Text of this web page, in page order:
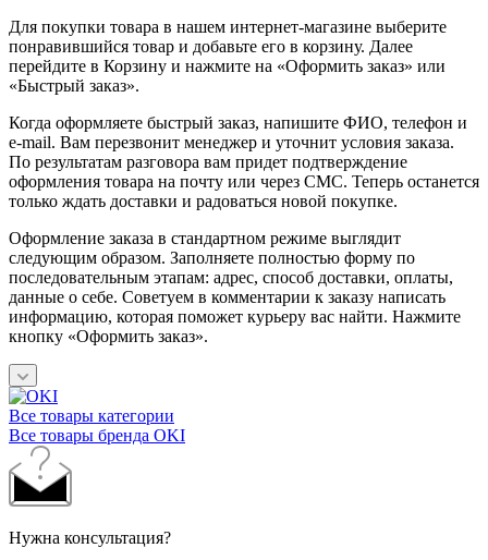
Для покупки товара в нашем интернет-магазине выберите
понравившийся товар и добавьте его в корзину. Далее
перейдите в Корзину и нажмите на «Оформить заказ» или
«Быстрый заказ».
Когда оформляете быстрый заказ, напишите ФИО, телефон и
e-mail. Вам перезвонит менеджер и уточнит условия заказа.
По результатам разговора вам придет подтверждение
оформления товара на почту или через СМС. Теперь останется
только ждать доставки и радоваться новой покупке.
Оформление заказа в стандартном режиме выглядит
следующим образом. Заполняете полностью форму по
последовательным этапам: адрес, способ доставки, оплаты,
данные о себе. Советуем в комментарии к заказу написать
информацию, которая поможет курьеру вас найти. Нажмите
кнопку «Оформить заказ».
Все товары категории
Все товары бренда OKI
Нужна консультация?